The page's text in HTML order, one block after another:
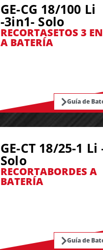
GE-CG 18/100 Li
-3in1- Solo
RECORTASETOS 3
A BATERÍA
Guía de
GE-CT 18/25-1 Li
Solo
RECORTABORDES A
BATERÍA
Guía de